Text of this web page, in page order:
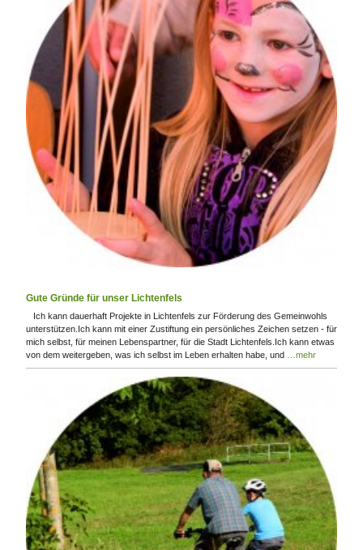
Gute Gründe für unser Lichtenfels
Ich kann dauerhaft Projekte in Lichtenfels zur Förderung des Gemeinwohls
unterstützen.Ich kann mit einer Zustiftung ein persönliches Zeichen setzen - für
mich selbst, für meinen Lebenspartner, für die Stadt Lichtenfels.Ich kann etwas
von dem weitergeben, was ich selbst im Leben erhalten habe, und
…mehr